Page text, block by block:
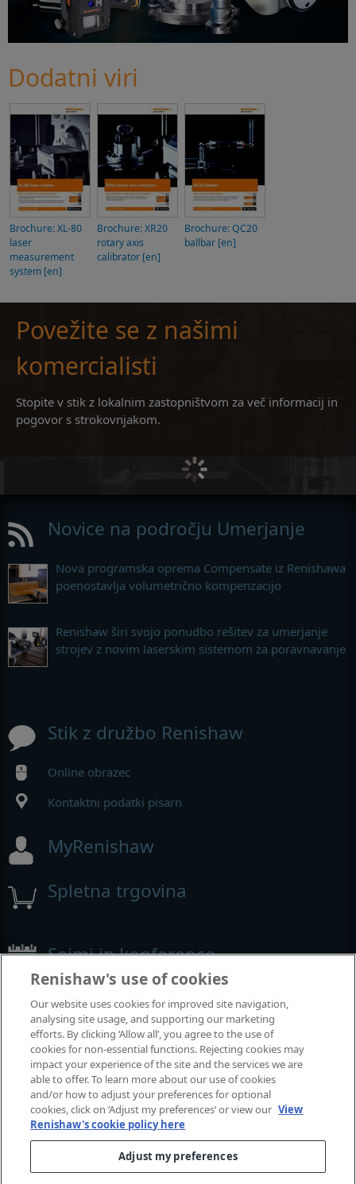
Dodatni viri
Brochure: XL-80
laser
measurement
system [en]
Brochure: XR20
rotary axis
calibrator [en]
Brochure: QC20
ballbar [en]
Povežite se z našimi
komercialisti
Stopite v stik z lokalnim zastopništvom za več informacij in
pogovor s strokovnjakom.
Novice na področju Umerjanje
Nova programska oprema Compensate iz Renishawa
poenostavlja volumetrično kompenzacijo
Renishaw širi svojo ponudbo rešitev za umerjanje
strojev z novim laserskim sistemom za poravnavanje
Stik z družbo Renishaw
Online obrazec
Kontaktni podatki pisarn
MyRenishaw
Spletna trgovina
Sejmi in konference
© 2001-2026 Renishaw plc. Vse pravice pridržane.
Stik z nami|Pravne zadeve in skladnost poslovanja|
Renishaw's use of cookies
Our website uses cookies for improved site navigation,
analysing site usage, and supporting our marketing
efforts. By clicking ‘Allow all’, you agree to the use of
cookies for non-essential functions. Rejecting cookies may
impact your experience of the site and the services we are
able to offer. To learn more about our use of cookies
and/or how to adjust your preferences for optional
cookies, click on ‘Adjust my preferences’ or view our View
Renishaw's cookie policy here
Adjust my preferences